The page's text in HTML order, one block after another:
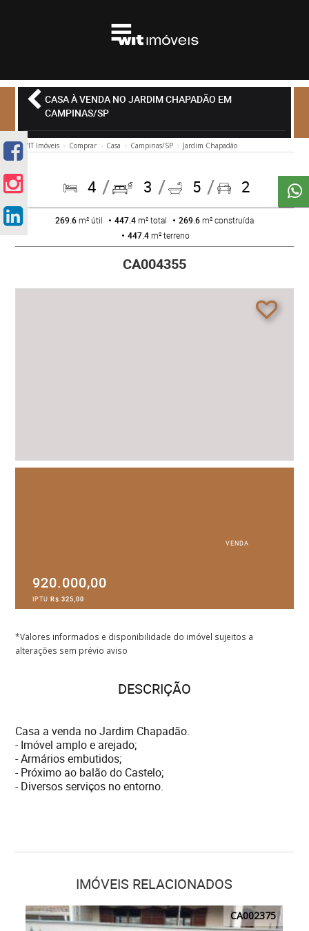
CASA À VENDA NO JARDIM CHAPADÃO EM
CAMPINAS/SP
WIT Imóveis Comprar Casa Campinas/SP Jardim Chapadão
4 3 5 2
269.6m² útil 447.4m² total 269.6m² construída
447.4m² terreno
CA004355
VENDA
920.000,00
IPTUR$ 325,00
*Valores informados e disponibilidade do imóvel sujeitos a
alterações sem prévio aviso
DESCRIÇÃO
Casa a venda no Jardim Chapadão.
- Imóvel amplo e arejado;
- Armários embutidos;
- Próximo ao balão do Castelo;
- Diversos serviços no entorno.
IMÓVEIS RELACIONADOS
CA002375